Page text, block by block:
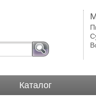
Каталог